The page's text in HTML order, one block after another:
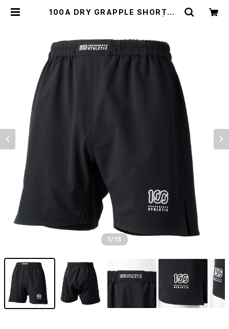
100A DRY GRAPPLE SHORTS *
1 /15